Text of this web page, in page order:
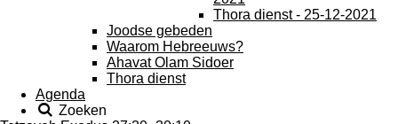
Thora dienst - 25-12-2021
Joodse gebeden
Waarom Hebreeuws?
Ahavat Olam Sidoer
Thora dienst
Agenda
Zoeken